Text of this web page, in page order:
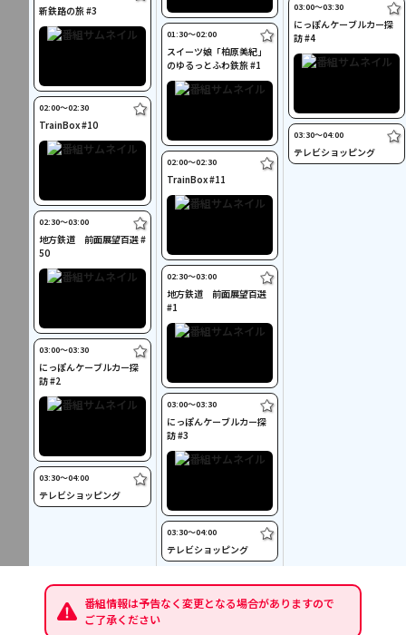
新鉄路の旅 #3
02:00〜02:30
TrainBox #10
02:30〜03:00
地方鉄道 前面展望百選 #
50
03:00〜03:30
にっぽんケーブルカー探
訪 #2
03:30〜04:00
テレビショッピング
01:30〜02:00
スイーツ娘「柏原美紀」
のゆるっとふわ鉄旅 #1
02:00〜02:30
TrainBox #11
02:30〜03:00
地方鉄道 前面展望百選
#1
03:00〜03:30
にっぽんケーブルカー探
訪 #3
03:30〜04:00
テレビショッピング
03:00〜03:30
にっぽんケーブルカー探
訪 #4
03:30〜04:00
テレビショッピング
番組情報は予告なく変更となる場合がありますので
ご了承ください